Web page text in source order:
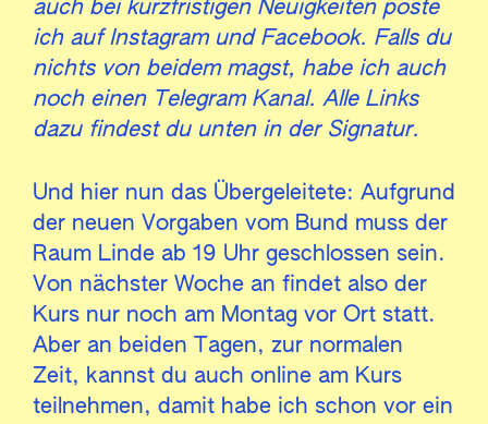
auch bei kurzfristigen Neuigkeiten poste
ich auf Instagram und Facebook. Falls du
nichts von beidem magst, habe ich auch
noch einen Telegram Kanal. Alle Links
dazu findest du unten in der Signatur.
Und hier nun das Übergeleitete: Aufgrund
der neuen Vorgaben vom Bund muss der
Raum Linde ab 19 Uhr geschlossen sein.
Von nächster Woche an findet also der
Kurs nur noch am Montag vor Ort statt.
Aber an beiden Tagen, zur normalen
Zeit, kannst du auch online am Kurs
teilnehmen, damit habe ich schon vor ein